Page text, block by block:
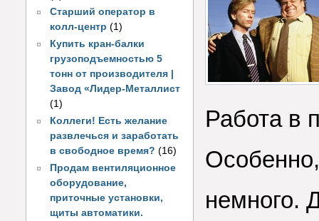
Старший оператор в
колл-центр (1)
Купить кран-балки
грузоподъемностью 5
тонн от производителя |
Завод «Лидер-Металлист
(1)
Коллеги! Есть желание
развлечься и заработать
в свободное время? (16)
Продам вентиляционное
оборудование,
приточные установки,
щиты автоматики.
Работа в
немного.